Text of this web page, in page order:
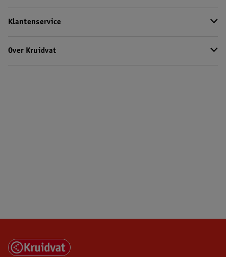
Klantenservice
Over Kruidvat